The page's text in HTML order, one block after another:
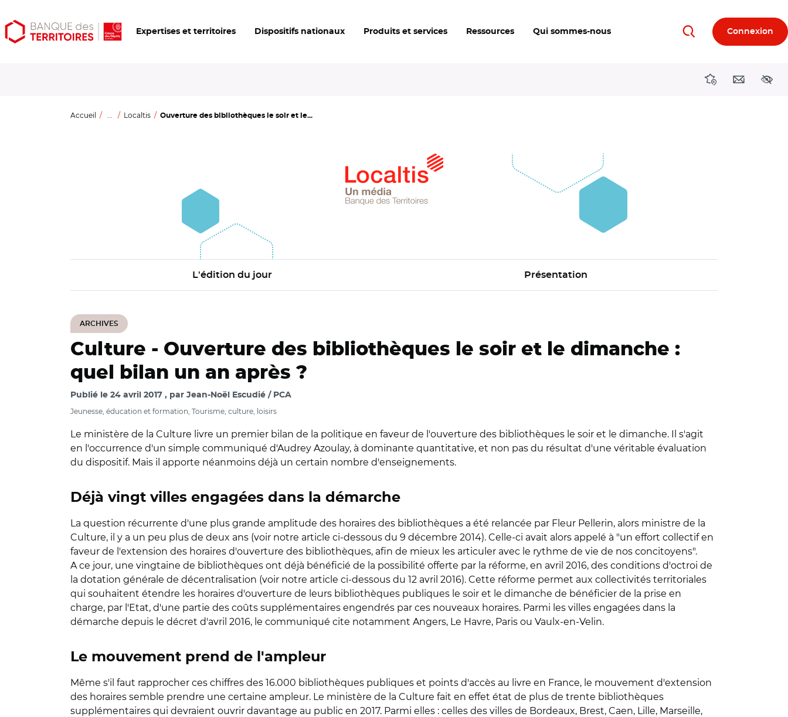
Aller
au
Aller
au
Ouvrir
les
Expertises et territoires Dispositifs nationaux Produits et services Ressources Qui sommes-nous RechercherConnexion
DirectionsContact
Accueil ... Localtis Ouverture des bibliothèques le soir et le...
L'édition du jour Présentation
ARCHIVES
Culture - Ouverture des bibliothèques le soir et le dimanche :
quel bilan un an après ?
Publié le 24 avril 2017 par Jean-Noël Escudié / PCA
Jeunesse, éducation et formation, Tourisme, culture, loisirs
Le ministère de la Culture livre un premier bilan de la politique en faveur de l'ouverture des bibliothèques le soir et le dimanche. Il s'agit
en l'occurrence d'un simple communiqué d'Audrey Azoulay, à dominante quantitative, et non pas du résultat d'une véritable évaluation
du dispositif. Mais il apporte néanmoins déjà un certain nombre d'enseignements.
Déjà vingt villes engagées dans la démarche
La question récurrente d'une plus grande amplitude des horaires des bibliothèques a été relancée par Fleur Pellerin, alors ministre de la
Culture, il y a un peu plus de deux ans (voir notre article ci-dessous du 9 décembre 2014). Celle-ci avait alors appelé à "un effort collectif en
faveur de l'extension des horaires d'ouverture des bibliothèques, afin de mieux les articuler avec le rythme de vie de nos concitoyens".
A ce jour, une vingtaine de bibliothèques ont déjà bénéficié de la possibilité offerte par la réforme, en avril 2016, des conditions d'octroi de
la dotation générale de décentralisation (voir notre article ci-dessous du 12 avril 2016). Cette réforme permet aux collectivités territoriales
qui souhaitent étendre les horaires d'ouverture de leurs bibliothèques publiques le soir et le dimanche de bénéficier de la prise en
charge, par l'Etat, d'une partie des coûts supplémentaires engendrés par ces nouveaux horaires. Parmi les villes engagées dans la
démarche depuis le décret d'avril 2016, le communiqué cite notamment Angers, Le Havre, Paris ou Vaulx-en-Velin.
Le mouvement prend de l'ampleur
Même s'il faut rapprocher ces chiffres des 16.000 bibliothèques publiques et points d'accès au livre en France, le mouvement d'extension
des horaires semble prendre une certaine ampleur. Le ministère de la Culture fait en effet état de plus de trente bibliothèques
supplémentaires qui devraient ouvrir davantage au public en 2017. Parmi elles : celles des villes de Bordeaux, Brest, Caen, Lille, Marseille,